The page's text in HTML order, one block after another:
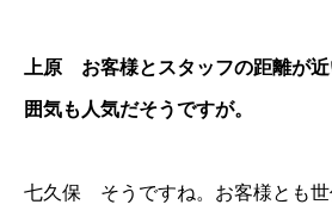
上原 お客様とスタッフの距離が
囲気も人気だそうですが。
七久保 そうですね。お客様とも世